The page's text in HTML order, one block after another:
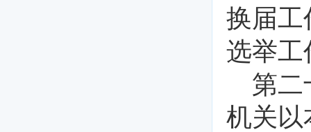
换届工
选举工
第二
机关以